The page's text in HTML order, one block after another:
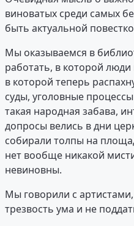
виноватых среди самых
быть актуальной
Мы оказываемся в
работать, в которой
в которой теперь
суды, уголовные
такая народная забава,
допросы велись в дни
собирали толпы на
нет вообще никакой
невиновны.
Мы говорили с
трезвость ума и не